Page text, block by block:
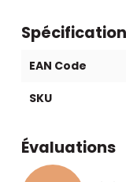
EAN Code
SKU
Évaluations